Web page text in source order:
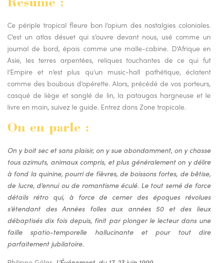
Résumé :
Ce périple tropical fleure bon l’opium des nostalgies coloniales.
C’est un atlas désuet qui s’ouvre devant nous, usé comme un
journal de bord, épais comme une malle-cabine. D’Afrique en
Asie, les terres arpentées, reliques touchantes de ce qui fut
l’Empire et n’est plus qu’un music-hall pathétique, éclatent
comme des boubous d’opérette. Alors, précédé de vos porteurs,
casqué de liège et sanglé de lin, la pataugas hargneuse et le
livre en main, suivez le guide. Entrez dans Zone tropicale.
On en parle :
On y boit sec et sans plaisir, on y sue abondamment, on y chasse
tous azimuts, animaux compris, et plus généralement on y délire
à fond la quinine, pourri de fièvres, de boissons fortes, de bêtise,
de lucre, d’ennui ou de romantisme éculé. Le tout semé de force
détails rétro qui, à force de cerner des époques révolues
s’étendant des Années folles aux années 50 et des lieux
débaptisés dix fois depuis, finit par plonger le lecteur dans une
faille spatio-temporelle hallucinante et pour tout dire
parfaitement jubilatoire.